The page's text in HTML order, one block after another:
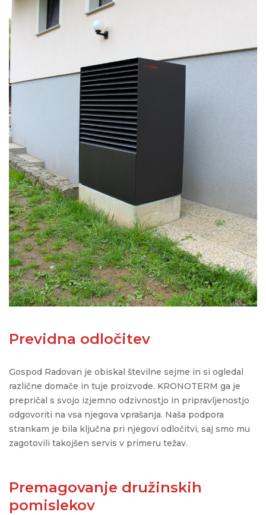
Previdna odločitev
Gospod Radovan je obiskal številne sejme in si ogledal
različne domače in tuje proizvode. KRONOTERM ga je
prepričal s svojo izjemno odzivnostjo in pripravljenostjo
odgovoriti na vsa njegova vprašanja. Naša podpora
strankam je bila ključna pri njegovi odločitvi, saj smo mu
zagotovili takojšen servis v primeru težav.
Premagovanje družinskih
pomislekov